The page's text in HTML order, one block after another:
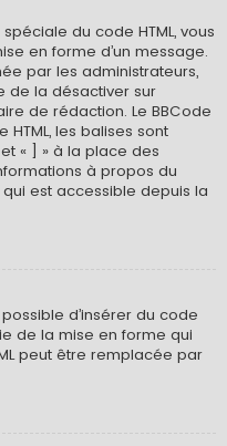
du code HTML, vous
en forme d’un message.
par les administrateurs,
de la désactiver sur
de rédaction. Le BBCode
les balises sont
« ] » à la place des
à propos du
est accessible depuis la
d’insérer du code
de la mise en forme qui
peut être remplacée par